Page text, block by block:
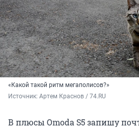
«Какой такой ритм мегаполисов?»
Источник: Артем Краснов / 74.RU
В плюсы Omoda S5 запишу